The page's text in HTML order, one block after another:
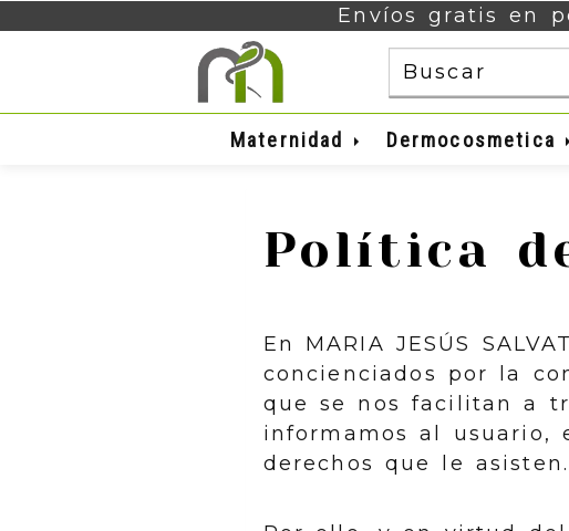
Envíos gratis en
Maternidad Dermocosmetica
Política
En MARIA JESÚS
concienciados por la
que se nos facilitan a
informamos al usuario,
derechos que le asisten.